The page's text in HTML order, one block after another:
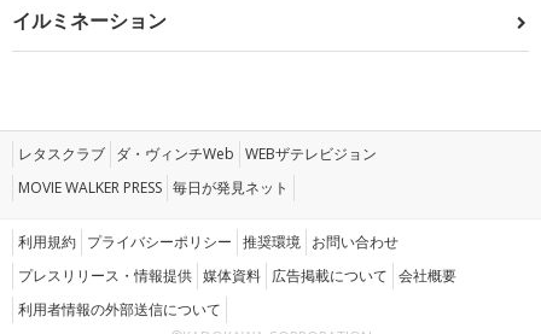
イルミネーション
レタスクラブ ダ・ヴィンチWeb WEBザテレビジョン
MOVIE WALKER PRESS 毎日が発見ネット
利用規約 プライバシーポリシー 推奨環境 お問い合わせ
プレスリリース・情報提供 媒体資料 広告掲載について 会社概要
利用者情報の外部送信について